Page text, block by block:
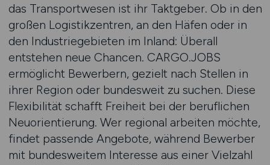
das Transportwesen ist ihr Taktgeber. Ob in den
großen Logistikzentren, an den Häfen oder in
den Industriegebieten im Inland: Überall
entstehen neue Chancen. CARGO.JOBS
ermöglicht Bewerbern, gezielt nach Stellen in
ihrer Region oder bundesweit zu suchen. Diese
Flexibilität schafft Freiheit bei der beruflichen
Neuorientierung. Wer regional arbeiten möchte,
findet passende Angebote, während Bewerber
mit bundesweitem Interesse aus einer Vielzahl